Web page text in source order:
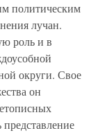
политическим
лучан.
роль и в
округи. Свое
он